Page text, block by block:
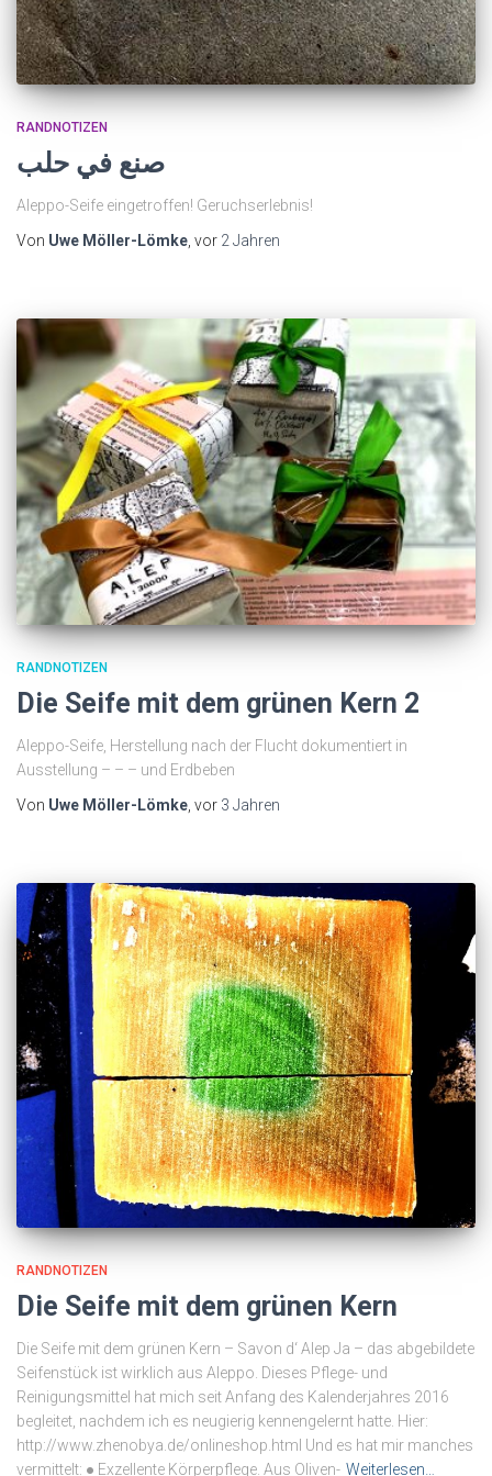
RANDNOTIZEN
صنع في حلب
Aleppo-Seife eingetroffen! Geruchserlebnis!
Von Uwe Möller-Lömke, vor 2 Jahren
RANDNOTIZEN
Die Seife mit dem grünen Kern 2
Aleppo-Seife, Herstellung nach der Flucht dokumentiert in
Ausstellung – – – und Erdbeben
Von Uwe Möller-Lömke , vor 3 Jahren
RANDNOTIZEN
Die Seife mit dem grünen Kern
Die Seife mit dem grünen Kern – Savon d‘ Alep Ja – das abgebildete
Seifenstück ist wirklich aus Aleppo. Dieses Pflege- und
Reinigungsmittel hat mich seit Anfang des Kalenderjahres 2016
begleitet, nachdem ich es neugierig kennengelernt hatte. Hier:
http://www.zhenobya.de/onlineshop.html Und es hat mir manches
vermittelt: ● Exzellente Körperpflege. Aus Oliven- Weiterlesen…